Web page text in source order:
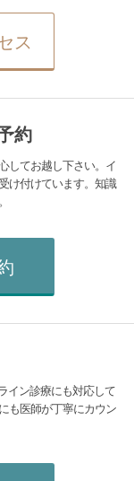
ス
約
してお越し下さい。イ
け付けています。知識
イン診療にも対応して
も医師が丁寧にカウン